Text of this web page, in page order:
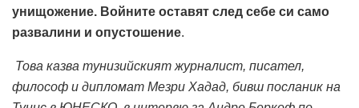
унищожение. Войните оставят след себе си само
развалини и опустошение.
Това казва тунизийският журналист, писател,
философ и дипломат Мезри Хадад, бивш посланик на